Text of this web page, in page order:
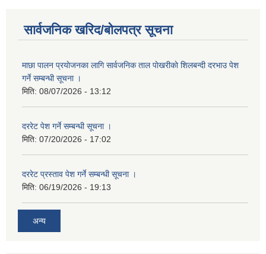
सार्वजनिक खरिद/बोलपत्र सूचना
माछा पालन प्रयाेजनका लागि सार्वजनिक ताल पाेखरीकाे शिलबन्दी दरभाउ पेश
गर्ने सम्बन्धी सूचना ।
मिति: 08/07/2026 - 13:12
दररेट पेश गर्ने सम्बन्धी सूचना ।
मिति: 07/20/2026 - 17:02
दररेट प्रस्ताव पेश गर्ने सम्बन्धी सूचना ।
मिति: 06/19/2026 - 19:13
अन्य